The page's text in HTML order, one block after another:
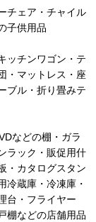
チェア・チャイル
子供用品
ッチンワゴン・テ
・マットレス・座
ブル・折り畳みテ
などの棚・ガラ
ラック・販促用什
・カタログスタン
冷蔵庫・冷凍庫・
台・フライヤー
棚などの店舗用品